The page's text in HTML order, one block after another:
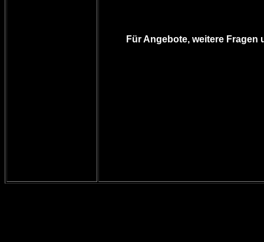
Für Angebote, weitere